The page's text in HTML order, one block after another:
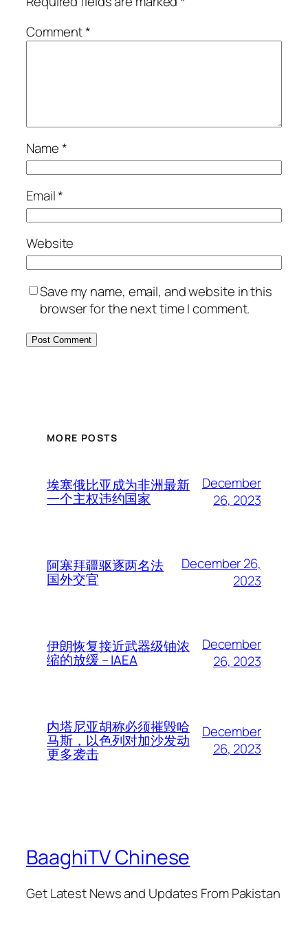
Comment*
Name*
Email*
Website
Save my name, email, and website in this
browser for the next time I comment.
MORE POSTS
埃塞俄比亚成为非洲最新
一个主权违约国家
December
26, 2023
阿塞拜疆驱逐两名法
国外交官
December 26,
2023
伊朗恢复接近武器级铀浓
缩的放缓 – IAEA
December
26, 2023
内塔尼亚胡称必须摧毁哈
马斯，以色列对加沙发动
更多袭击
December
26, 2023
BaaghiTV Chinese
Get Latest News and Updates From Pakistan